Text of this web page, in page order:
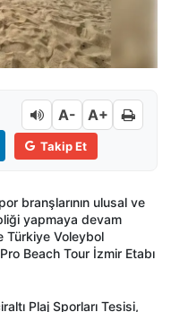
A- A+
Takip Et
branşlarının ulusal ve
yapmaya devam
Türkiye Voleybol
Beach Tour İzmir Etabı
Plaj Sporları Tesisi,